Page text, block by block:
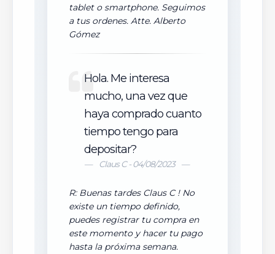
tablet o smartphone. Seguimos
a tus ordenes. Atte. Alberto
Gómez
Hola. Me interesa
mucho, una vez que
haya comprado cuanto
tiempo tengo para
depositar?
Claus C - 04/08/2023
R: Buenas tardes Claus C ! No
existe un tiempo definido,
puedes registrar tu compra en
este momento y hacer tu pago
hasta la próxima semana.